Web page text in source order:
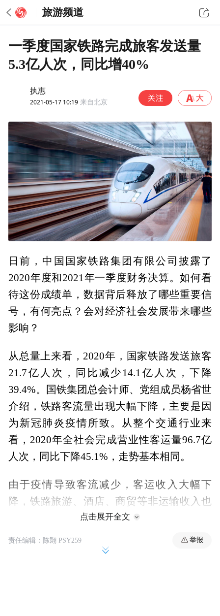
旅游频道
一季度国家铁路完成旅客发送量
5.3亿人次，同比增40%
执惠
2021-05-17 10:19 来自北京
日前，中国国家铁路集团有限公司披露了
2020年度和2021年一季度财务决算。如何看
待这份成绩单，数据背后释放了哪些重要信
号，有何亮点？会对经济社会发展带来哪些
影响？
从总量上来看，2020年，国家铁路发送旅客
21.7亿人次，同比减少14.1亿人次，下降
39.4%。国铁集团总会计师、党组成员杨省世
介绍，铁路客流量出现大幅下降，主要是因
为新冠肺炎疫情所致。从整个交通行业来
看，2020年全社会完成营业性客运量96.7亿
人次，同比下降45.1%，走势基本相同。
由于疫情导致客流减少，客运收入大幅下
降，铁路旅游、酒店、商贸等非运输收入也
同比减少，国铁集团全年亏损555亿元，同比
增亏580亿元。
点击展开全文
责任编辑：陈翾 PSY259 举报